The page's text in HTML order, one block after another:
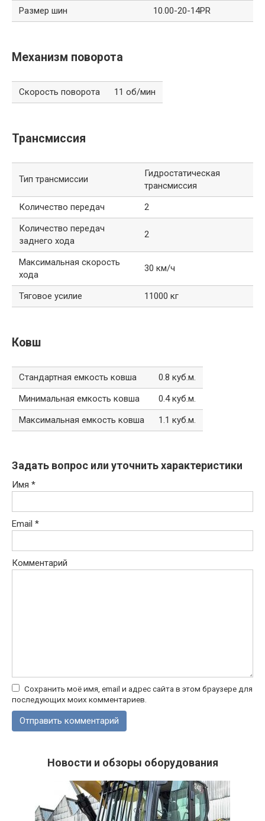
Размер шин 10.00-20-14PR
Механизм поворота
Скорость поворота 11 об/мин
Трансмиссия
Тип трансмиссии
Гидростатическая
трансмиссия
Количество передач
2
Количество передач
заднего хода
2
Максимальная скорость
хода
30 км/ч
Тяговое усилие 11000 кг
Ковш
Стандартная емкость ковша
0.8 куб.м.
Минимальная емкость ковша
0.4 куб.м.
Максимальная емкость ковша
1.1 куб.м.
Задать вопрос или уточнить характеристики
Имя *
Email *
Комментарий
Сохранить моё имя, email и адрес сайта в этом браузере для
последующих моих комментариев.
Новости и обзоры оборудования